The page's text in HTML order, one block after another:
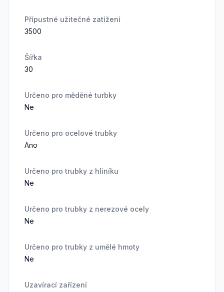
Přípustné užitečné zatížení
3500
Šířka
30
Určeno pro měděné turbky
Ne
Určeno pro ocelové trubky
Ano
Určeno pro trubky z hliníku
Ne
Určeno pro trubky z nerezové ocely
Ne
Určeno pro trubky z umělé hmoty
Ne
Uzavírací zařízení